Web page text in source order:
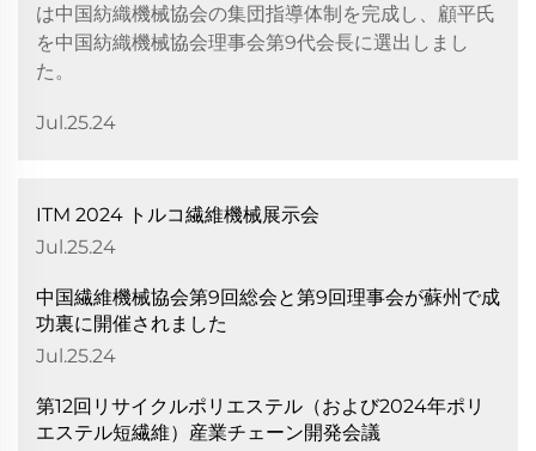
は中国紡織機械協会の集団指導体制を完成し、顧平氏
を中国紡織機械協会理事会第9代会長に選出しまし
た。
Jul.25.24
ITM 2024 トルコ繊維機械展示会
Jul.25.24
中国繊維機械協会第9回総会と第9回理事会が蘇州で成
功裏に開催されました
Jul.25.24
第12回リサイクルポリエステル（および2024年ポリ
エステル短繊維）産業チェーン開発会議